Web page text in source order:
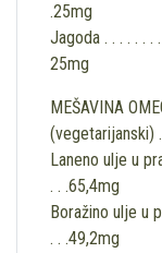
.25mg
Jagoda . . . . . . .
25mg
MEŠAVINA
(vegetarijanski)
Laneno ulje u
. . .65,4mg
Boražino ulje u
. . .49,2mg